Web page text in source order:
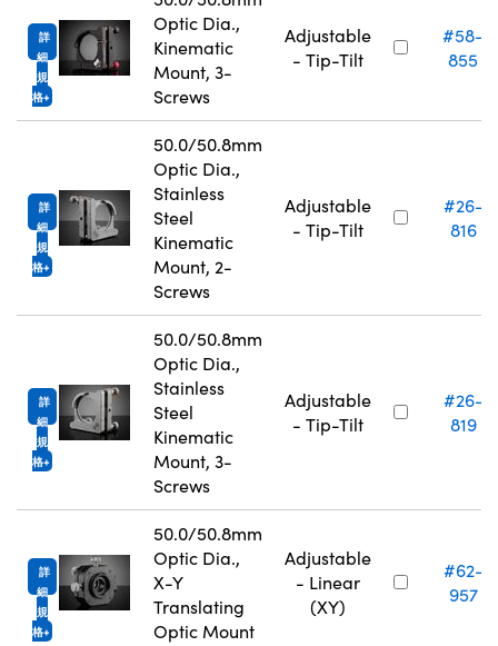
詳
細
規
格
Optic Dia.,
Kinematic
Mount, 3-
Screws
Adjustable
- Tip-Tilt
#58-
855
詳
細
規
格
50.0/50.8mm
Optic Dia.,
Stainless
Steel
Kinematic
Mount, 2-
Screws
Adjustable
- Tip-Tilt
#26-
816
詳
細
規
格
50.0/50.8mm
Optic Dia.,
Stainless
Steel
Kinematic
Mount, 3-
Screws
Adjustable
- Tip-Tilt
#26-
819
詳
細
規
格
50.0/50.8mm
Optic Dia.,
X-Y
Translating
Optic Mount
Adjustable
- Linear
(XY)
#62-
957